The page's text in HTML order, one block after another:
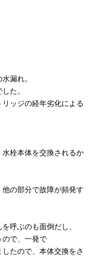
漏れ。
た。
ッジの経年劣化による
栓本体を交換されるか
の部分で故障が頻発す
呼ぶのも面倒だし、
ので、一発で
たので、本体交換をさ